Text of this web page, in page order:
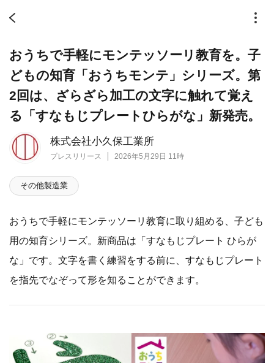
株式会社小久保工業所
プレスリリース 2026年5月29日 11時
おうちで手軽にモンテッソーリ教育を。子
どもの知育「おうちモンテ」シリーズ。第
2回は、ざらざら加工の文字に触れて覚え
る「すなもじプレートひらがな」新発売。
その他製造業
おうちで手軽にモンテッソーリ教育に取り組める、子ども
用の知育シリーズ。新商品は「すなもじプレート ひらが
な」です。文字を書く練習をする前に、すなもじプレート
を指先でなぞって形を知ることができます。